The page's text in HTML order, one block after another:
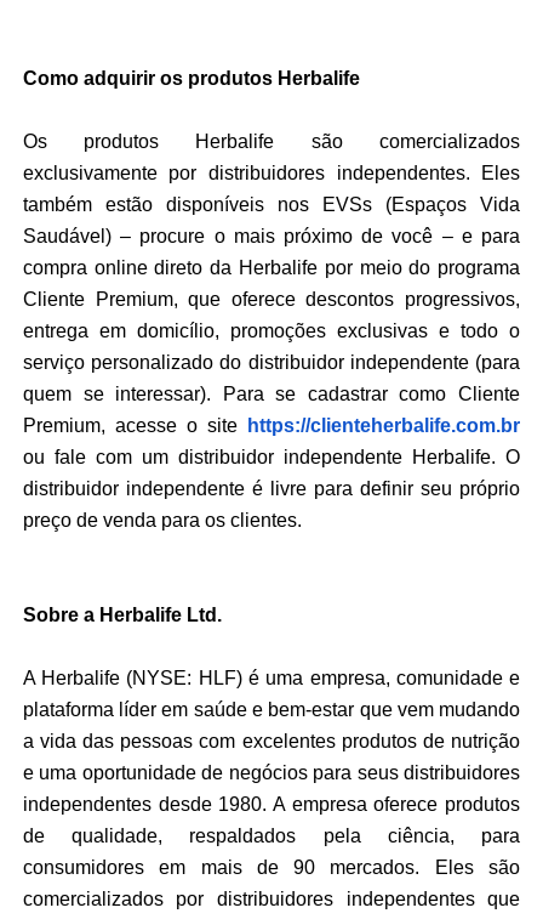
Como adquirir os produtos Herbalife
Os produtos Herbalife são comercializados
exclusivamente por distribuidores independentes. Eles
também estão disponíveis nos EVSs (Espaços Vida
Saudável) – procure o mais próximo de você – e para
compra online direto da Herbalife por meio do programa
Cliente Premium, que oferece descontos progressivos,
entrega em domicílio, promoções exclusivas e todo o
serviço personalizado do distribuidor independente (para
quem se interessar). Para se cadastrar como Cliente
Premium, acesse o site
https://clienteherbalife.com.br
ou fale com um distribuidor independente Herbalife. O
distribuidor independente é livre para definir seu próprio
preço de venda para os clientes.
Sobre a Herbalife Ltd.
A Herbalife (NYSE: HLF) é uma empresa, comunidade e
plataforma líder em saúde e bem-estar que vem mudando
a vida das pessoas com excelentes produtos de nutrição
e uma oportunidade de negócios para seus distribuidores
independentes desde 1980. A empresa oferece produtos
de qualidade, respaldados pela ciência, para
consumidores em mais de 90 mercados. Eles são
comercializados por distribuidores independentes que